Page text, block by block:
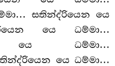
සතින්ද්රියෙන යෙ
යෙ ධම්මා…
යෙ ධම්මා…
යෙ ධම්මා…